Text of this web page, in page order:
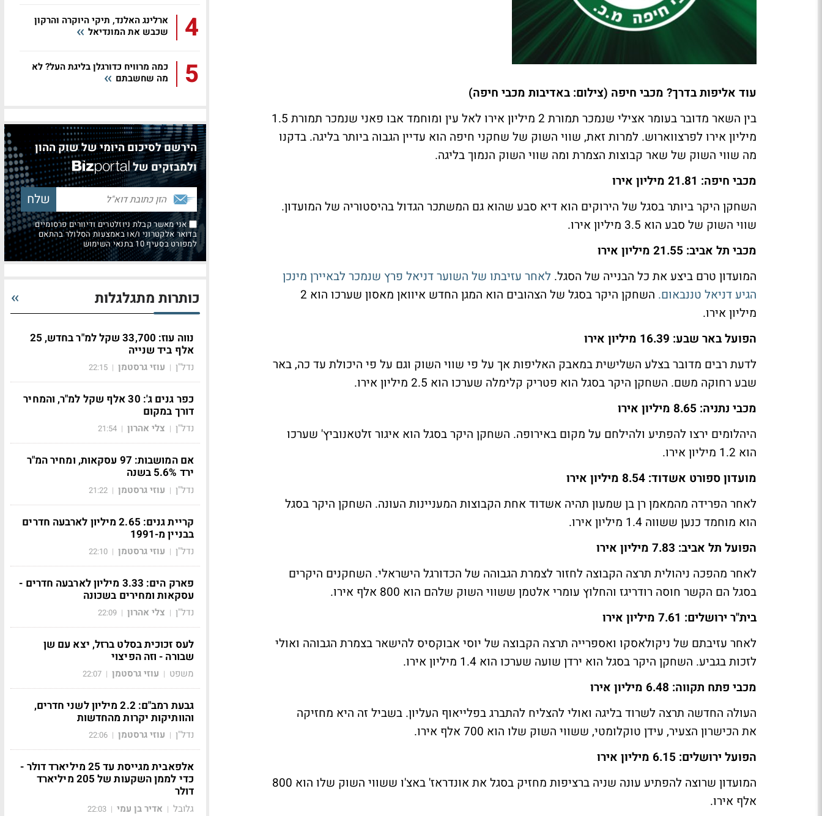
עוד אליפות בדרך? מכבי חיפה (צילום: באדיבות מכבי חיפה)
בין השאר מדובר בעומר אצילי שנמכר תמורת 2 מיליון אירו לאל עין ומוחמד אבו פאני שנמכר תמורת 1.5
מיליון אירו לפרצווארוש. למרות זאת, שווי השוק של שחקני חיפה הוא עדיין הגבוה ביותר בליגה. בדקנו
מה שווי השוק של שאר קבוצות הצמרת ומה שווי השוק הנמוך בליגה.
מכבי חיפה: 21.81 מיליון אירו
השחקן היקר ביותר בסגל של הירוקים הוא דיא סבע שהוא גם המשתכר הגדול בהיסטוריה של המועדון.
שווי השוק של סבע הוא 3.5 מיליון אירו.
מכבי תל אביב: 21.55 מיליון אירו
המועדון טרם ביצע את כל הבנייה של הסגל. לאחר עזיבתו של השוער דניאל פרץ שנמכר לבאיירן מינכן
הגיע דניאל טננבאום.
השחקן היקר בסגל של הצהובים הוא המגן החדש איוואן מאסון שערכו הוא 2
מיליון אירו.
הפועל באר שבע: 16.39 מיליון אירו
לדעת רבים מדובר בצלע השלישית במאבק האליפות אך על פי שווי השוק וגם על פי היכולת עד כה, באר
שבע רחוקה משם. השחקן היקר בסגל הוא פטריק קלימלה שערכו הוא 2.5 מיליון אירו.
מכבי נתניה: 8.65 מיליון אירו
היהלומים ירצו להפתיע ולהילחם על מקום באירופה. השחקן היקר בסגל הוא איגור זלטאנוביץ' שערכו
הוא 1.2 מיליון אירו.
מועדון ספורט אשדוד: 8.54 מיליון אירו
לאחר הפרידה מהמאמן רן בן שמעון תהיה אשדוד אחת הקבוצות המעניינות העונה. השחקן היקר בסגל
הוא מוחמד כנען ששווה 1.4 מיליון אירו.
הפועל תל אביב: 7.83 מיליון אירו
לאחר מהפכה ניהולית תרצה הקבוצה לחזור לצמרת הגבוהה של הכדורגל הישראלי. השחקנים היקרים
בסגל הם הקשר חוסה רודריגז והחלוץ עומרי אלטמן ששווי השוק שלהם הוא 800 אלף אירו.
בית"ר ירושלים: 7.61 מיליון אירו
לאחר עזיבתם של ניקולאסקו ואספרייה תרצה הקבוצה של יוסי אבוקסיס להישאר בצמרת הגבוהה ואולי
לזכות בגביע. השחקן היקר בסגל הוא ירדן שועה שערכו הוא 1.4 מיליון אירו.
מכבי פתח תקווה: 6.48 מיליון אירו
העולה החדשה תרצה לשרוד בליגה ואולי להצליח להתברג בפלייאוף העליון. בשביל זה היא מחזיקה
את הכישרון הצעיר, עידן טוקלומטי, ששווי השוק שלו הוא 700 אלף אירו.
הפועל ירושלים: 6.15 מיליון אירו
המועדון שרוצה להפתיע עונה שניה ברציפות מחזיק בסגל את אונדראז' באצ'ו ששווי השוק שלו הוא 800
אלף אירו.
4
ארלינג האלנד, תיקי היוקרה והרקון
שכבש את המונדיאל
5
כמה מרוויח כדורגלן בליגת העל? לא
מה שחשבתם
הירשם לסיכום היומי של שוק ההון
ולמבזקים של
אני מאשר קבלת ניוזלטרים ודיוורים פרסומיים
בדואר אלקטרוני ו/או באמצעות הסלולר בהתאם
למפורט בסעיף 10 בתנאי השימוש
כותרות מתגלגלות
נווה עוז: 33,700 שקל למ"ר בחדש, 25
אלף ביד שנייה
נדל"ן | עוזי גרסטמן |
22:15
כפר גנים ג': 30 אלף שקל למ"ר, והמחיר
דורך במקום
נדל"ן | צלי אהרון |
21:54
אם המושבות: 97 עסקאות, ומחיר המ"ר
ירד 5.6% בשנה
נדל"ן | עוזי גרסטמן |
21:22
קריית גנים: 2.65 מיליון לארבעה חדרים
בבניין מ-1991
נדל"ן | עוזי גרסטמן |
22:10
פארק הים: 3.33 מיליון לארבעה חדרים -
עסקאות ומחירים בשכונה
נדל"ן | צלי אהרון |
22:09
לעס זכוכית בסלט ברזל, יצא עם שן
שבורה - וזה הפיצוי
משפט | עוזי גרסטמן |
22:07
גבעת רמב"ם: 2.2 מיליון לשני חדרים,
והוותיקות יקרות מהחדשות
נדל"ן | עוזי גרסטמן |
22:06
אלפאבית מגייסת עד 25 מיליארד דולר -
כדי לממן השקעות של 205 מיליארד
דולר
גלובל | אדיר בן עמי |
22:03